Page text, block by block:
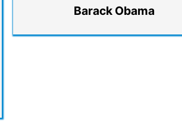
Barack Obama